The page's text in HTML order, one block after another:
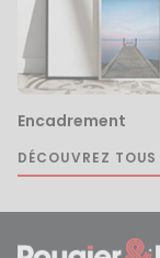
Encadrement
DÉCOUVREZ